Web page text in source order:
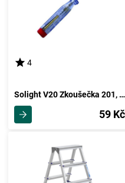
4
Solight V20 Zkoušečka 201, pr. 3 mm
59 Kč